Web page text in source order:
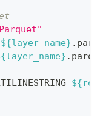
${layer_name}